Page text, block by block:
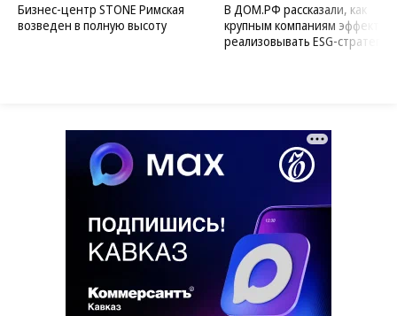
Бизнес-центр STONE Римская
возведен в полную высоту
В ДОМ.РФ рассказали, как
крупным компаниям
реализовывать ESG-стратегию